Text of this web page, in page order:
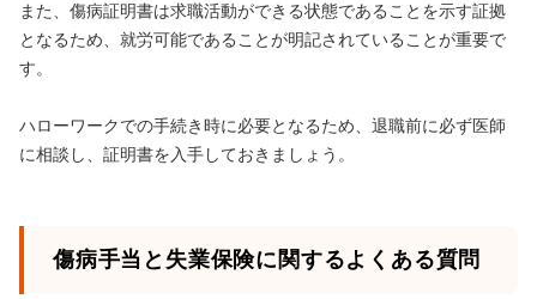
また、傷病証明書は求職活動ができる状態であることを示す証拠
となるため、就労可能であることが明記されていることが重要で
す。
ハローワークでの手続き時に必要となるため、退職前に必ず医師
に相談し、証明書を入手しておきましょう。
傷病手当と失業保険に関するよくある質問